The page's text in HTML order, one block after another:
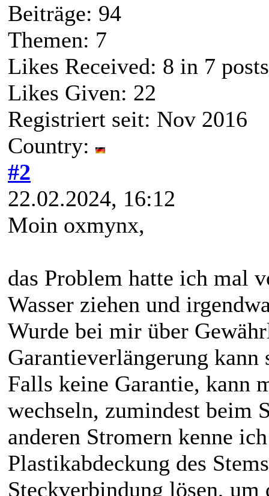
Beiträge: 94
Themen: 7
Likes Received: 8 in 7 posts
Likes Given: 22
Registriert seit: Nov 2016
Country:
#2
22.02.2024, 16:12
Moin oxmynx,
das Problem hatte ich mal
Wasser ziehen und
Wurde bei mir über
Garantieverlängerung
Falls keine Garantie, kann
wechseln, zumindest beim
anderen Stromern kenne
Plastikabdeckung des
Steckverbindung lösen,